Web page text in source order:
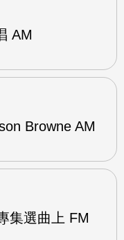
AM
Browne AM
集選曲上 FM